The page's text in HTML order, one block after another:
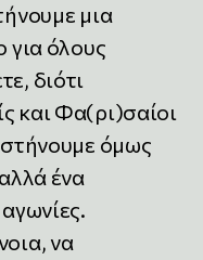
μια
για όλους
διότι
και Φα(ρι)σαίοι
όμως
ένα
να